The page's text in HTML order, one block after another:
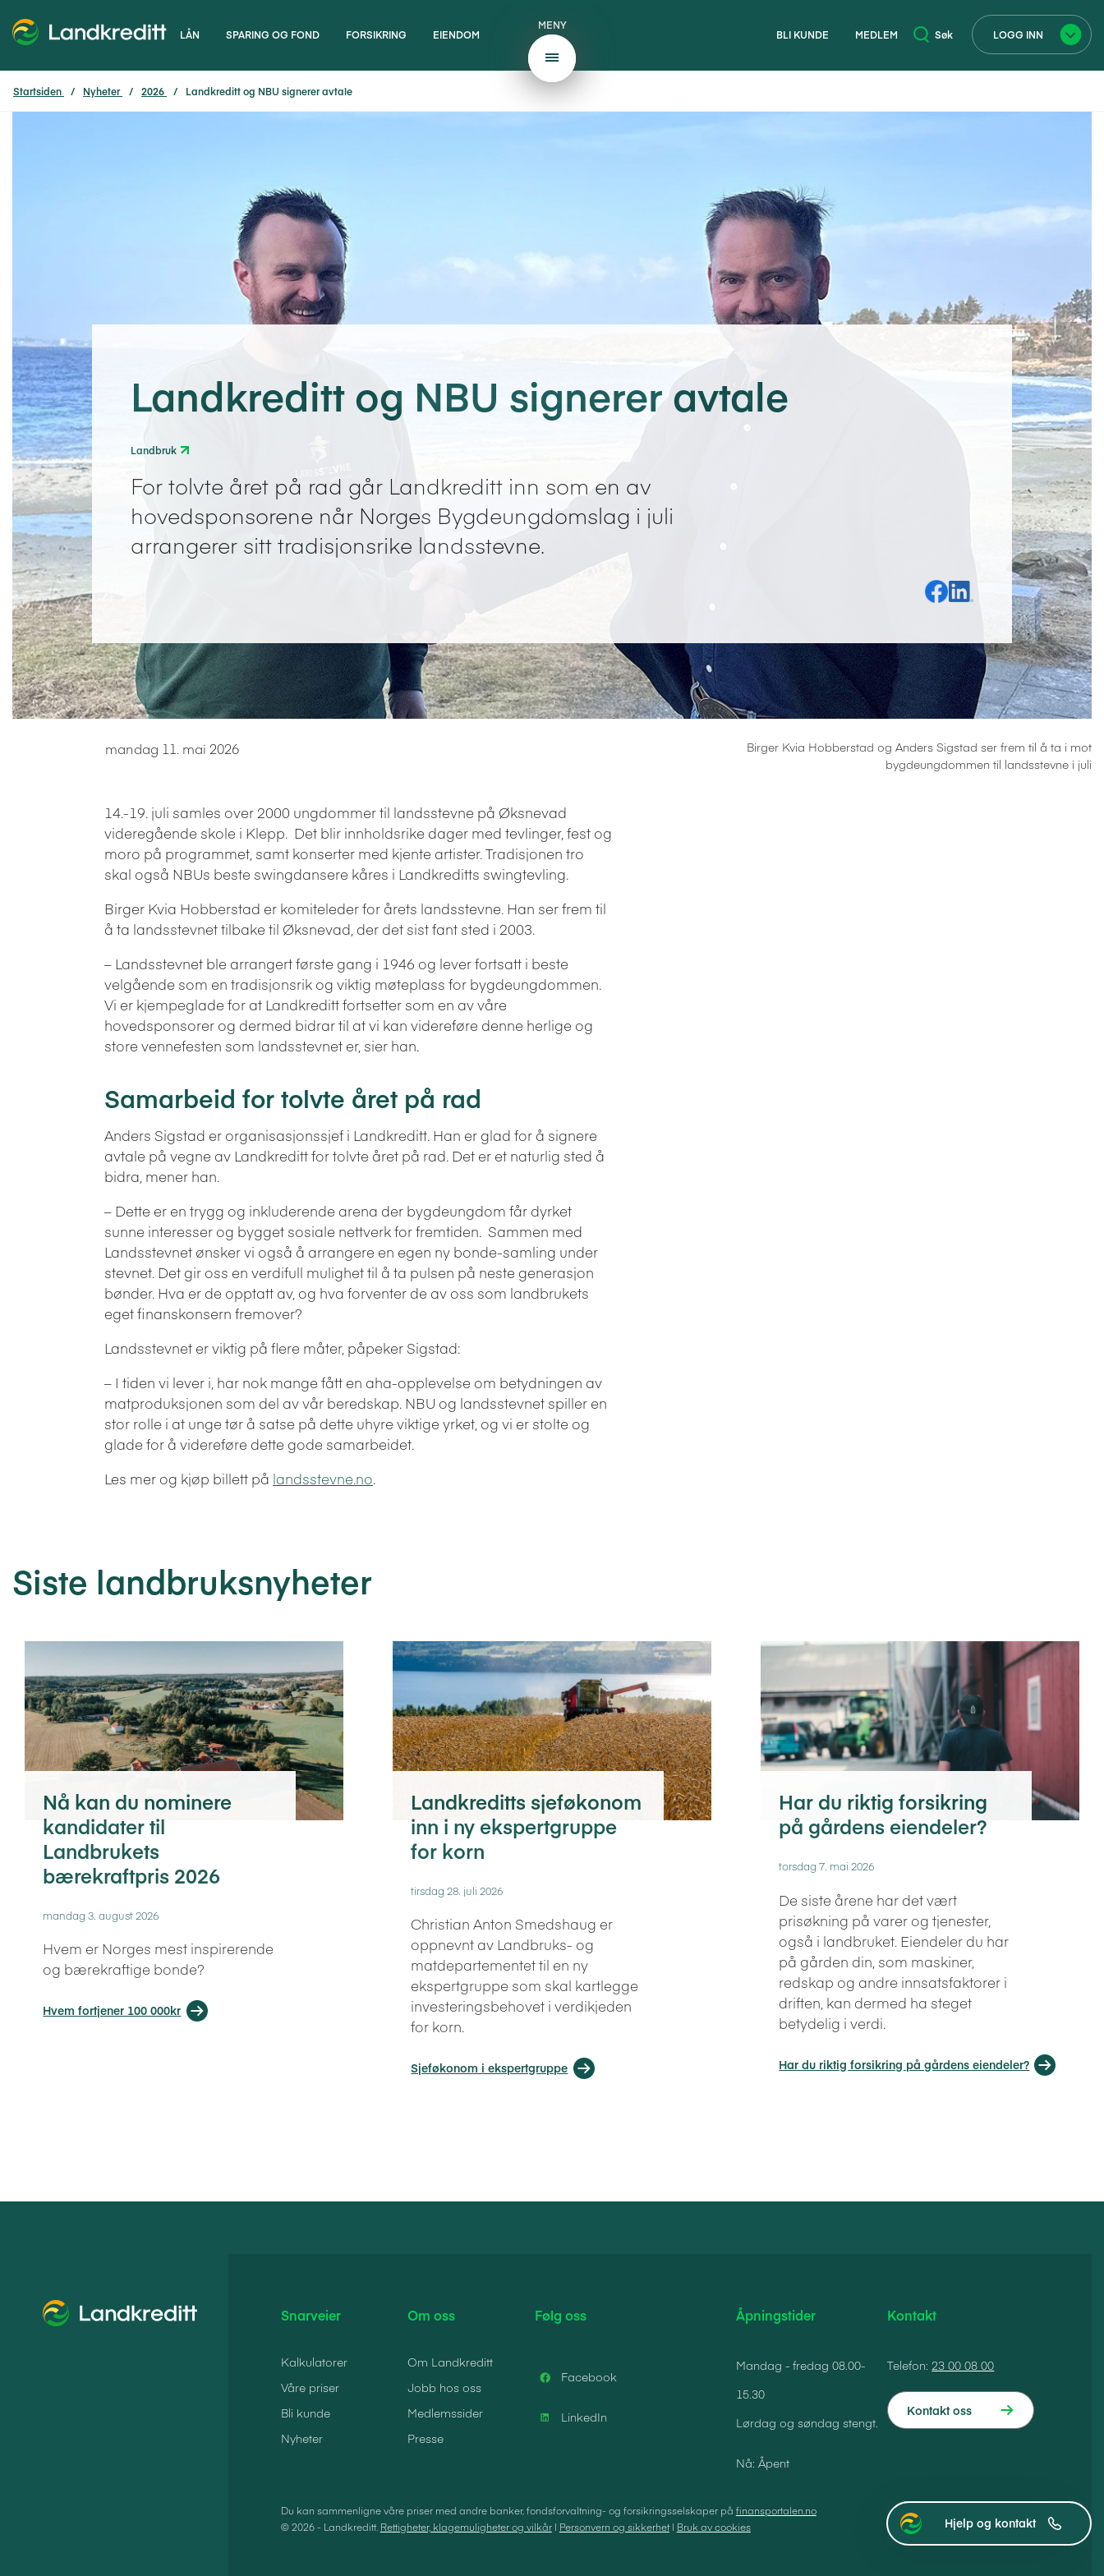
LÅN SPARING OG FOND FORSIKRING EIENDOM
MENY
BLI KUNDE MEDLEM Søk LOGG INN
Startsiden Nyheter 2026 Landkreditt og NBU signerer avtale
Birger Kvia Hobberstad og Anders Sigstad ser frem til å ta i mot
bygdeungdommen til landsstevne i juli
Landkreditt og NBU signerer avtale
Landbruk
For tolvte året på rad går Landkreditt inn som en av
hovedsponsorene når Norges Bygdeungdomslag i juli
arrangerer sitt tradisjonsrike landsstevne.
Del på Facebook
Del på LinkedIn
mandag 11. mai 2026
14.-19. juli samles over 2000 ungdommer til landsstevne på Øksnevad
videregående skole i Klepp. Det blir innholdsrike dager med tevlinger, fest og
moro på programmet, samt konserter med kjente artister. Tradisjonen tro
skal også NBUs beste swingdansere kåres i Landkreditts swingtevling.
Birger Kvia Hobberstad er komiteleder for årets landsstevne. Han ser frem til
å ta landsstevnet tilbake til Øksnevad, der det sist fant sted i 2003.
– Landsstevnet ble arrangert første gang i 1946 og lever fortsatt i beste
velgående som en tradisjonsrik og viktig møteplass for bygdeungdommen.
Vi er kjempeglade for at Landkreditt fortsetter som en av våre
hovedsponsorer og dermed bidrar til at vi kan videreføre denne herlige og
store vennefesten som landsstevnet er, sier han.
Samarbeid for tolvte året på rad
Anders Sigstad er organisasjonssjef i Landkreditt. Han er glad for å signere
avtale på vegne av Landkreditt for tolvte året på rad. Det er et naturlig sted å
bidra, mener han.
– Dette er en trygg og inkluderende arena der bygdeungdom får dyrket
sunne interesser og bygget sosiale nettverk for fremtiden. Sammen med
Landsstevnet ønsker vi også å arrangere en egen ny bonde-samling under
stevnet. Det gir oss en verdifull mulighet til å ta pulsen på neste generasjon
bønder. Hva er de opptatt av, og hva forventer de av oss som landbrukets
eget finanskonsern fremover?
Landsstevnet er viktig på flere måter, påpeker Sigstad:
– I tiden vi lever i, har nok mange fått en aha-opplevelse om betydningen av
matproduksjonen som del av vår beredskap. NBU og landsstevnet spiller en
stor rolle i at unge tør å satse på dette uhyre viktige yrket, og vi er stolte og
glade for å videreføre dette gode samarbeidet.
Les mer og kjøp billett på landsstevne.no.
Siste landbruksnyheter
Nå kan du nominere
kandidater til
Landbrukets
bærekraftpris 2026
mandag 3. august 2026
Hvem er Norges mest inspirerende
og bærekraftige bonde?
Hvem fortjener 100 000kr
Landkreditts sjeføkonom
inn i ny ekspertgruppe
for korn
tirsdag 28. juli 2026
Christian Anton Smedshaug er
oppnevnt av Landbruks- og
matdepartementet til en ny
ekspertgruppe som skal kartlegge
investeringsbehovet i verdikjeden
for korn.
Sjeføkonom i ekspertgruppe
Har du riktig forsikring
på gårdens eiendeler?
torsdag 7. mai 2026
De siste årene har det vært
prisøkning på varer og tjenester,
også i landbruket. Eiendeler du har
på gården din, som maskiner,
redskap og andre innsatsfaktorer i
driften, kan dermed ha steget
betydelig i verdi.
Har du riktig forsikring på gårdens eiendeler?
Hjelp og kontakt
Snarveier
Kalkulatorer
Våre priser
Bli kunde
Nyheter
Om oss
Om Landkreditt
Jobb hos oss
Medlemssider
Presse
Følg oss
Facebook
LinkedIn
Åpningstider
Mandag - fredag 08.00-
15.30
Lørdag og søndag stengt.
Nå: Åpent
Kontakt
Telefon:23 00 08 00
Kontakt oss
Du kan sammenligne våre priser med andre banker, fondsforvaltning- og forsikringsselskaper på finansportalen.no
© 2026 - Landkreditt. Rettigheter, klagemuligheter og vilkår| Personvern og sikkerhet| Bruk av cookies